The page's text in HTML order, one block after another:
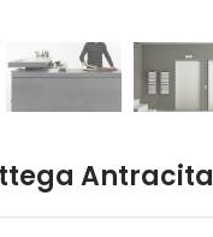
Antracita